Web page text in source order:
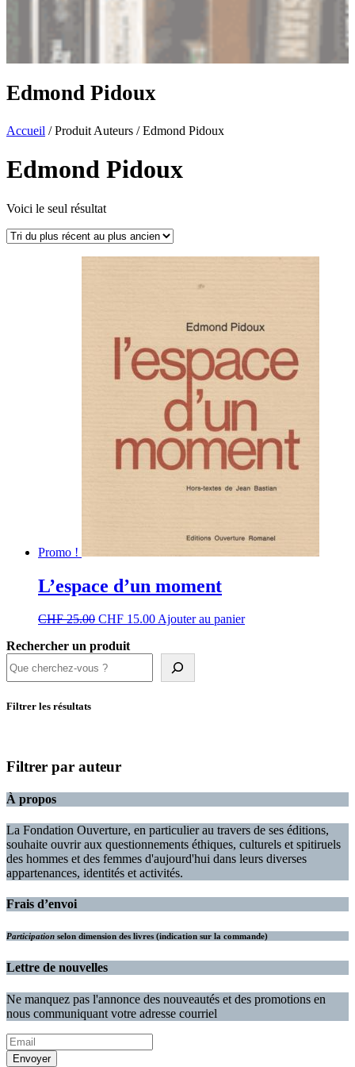
Edmond Pidoux
Accueil / Produit Auteurs / Edmond Pidoux
Edmond Pidoux
Voici le seul résultat
Promo !
L’espace d’un moment
CHF25.00 Le
initial
était :
CHF 25.00.
CHF 15.00Le
est :
CHF 15.00.
Ajouter au panier
Rechercher un produit
Filtrer les résultats
Filtrer par auteur
À propos
La Fondation Ouverture, en particulier au travers de ses éditions,
souhaite ouvrir aux questionnements éthiques, culturels et spitiruels
des hommes et des femmes d'aujourd'hui dans leurs diverses
appartenances, identités et activités.
Frais d’envoi
Participation selon dimension des livres (indication sur la commande)
Lettre de nouvelles
Ne manquez pas l'annonce des nouveautés et des promotions en
nous communiquant votre adresse courriel